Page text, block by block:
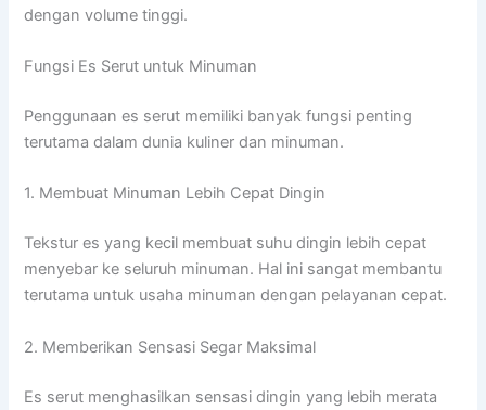
dengan volume tinggi.
Fungsi Es Serut untuk Minuman
Penggunaan es serut memiliki banyak fungsi penting
terutama dalam dunia kuliner dan minuman.
1. Membuat Minuman Lebih Cepat Dingin
Tekstur es yang kecil membuat suhu dingin lebih cepat
menyebar ke seluruh minuman. Hal ini sangat membantu
terutama untuk usaha minuman dengan pelayanan cepat.
2. Memberikan Sensasi Segar Maksimal
Es serut menghasilkan sensasi dingin yang lebih merata